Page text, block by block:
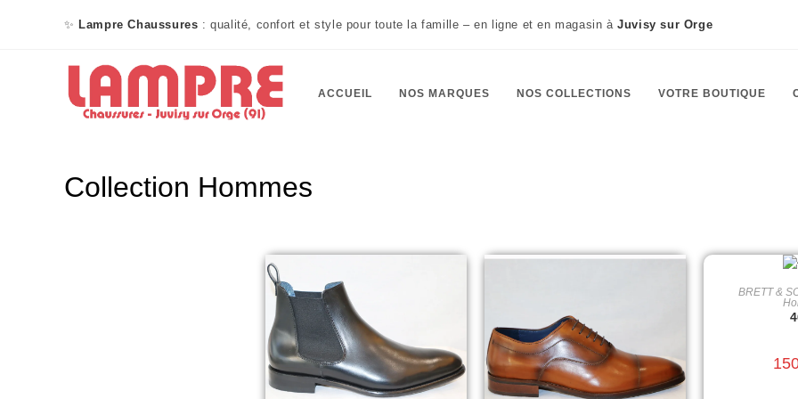
✨ Lampre Chaussures : qualité, confort et style pour toute la famille – en ligne et en magasin àJuvisy sur Orge
ACCUEIL NOS MARQUES NOS COLLECTIONS VOTRE BOUTIQUE
Collection Hommes
CHOIX
BRETT &